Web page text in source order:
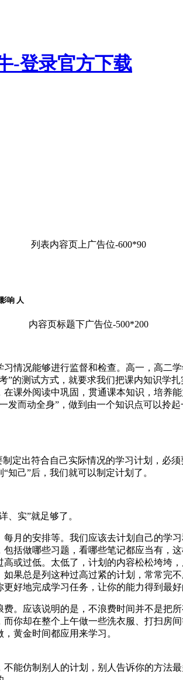
列表内容页上广告位-600*90
响 人
内容页标题下广告位-500*200
情况能够进行监督和检查。高一，高二
”的测试方式，就要求我们把课内知识学
课外阅读中巩固，贯通课本知识，培养
而动全身”，做到由一个知识点可以拎
定出符合自己实际情况的学习计划，必
己”后，我们就可以制定计划了。
实”就足够了。
月的安排等。我们应该去计划自己的学
括做哪些习题，看哪些笔记都应当有，
或过低。太低了，计划的内容松松垮垮
果总是列这种过高过紧的计划，常常完
好地完成学习任务，让你的能力得到最好
。应该说明的是，不浪费时间并不是把
你却在整个上午做一些洗衣服、打扫房
黄金时间都应用来学习。
能仿制别人的计划，别人告诉你的方法